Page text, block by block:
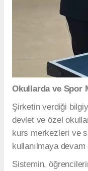
Okullarda ve Spor
Şirketin verdiği
devlet ve özel
kurs merkezleri ve
kullanılmaya devam
Sistemin,